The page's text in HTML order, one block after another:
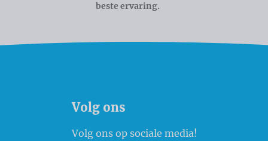
beste ervaring.
Volg ons
Volg ons op sociale media!